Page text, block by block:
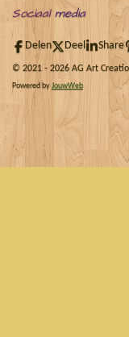
Sociaalmedia
Delen Deel Share
© 2021 - 2026 AG Art
Powered byJouwWeb